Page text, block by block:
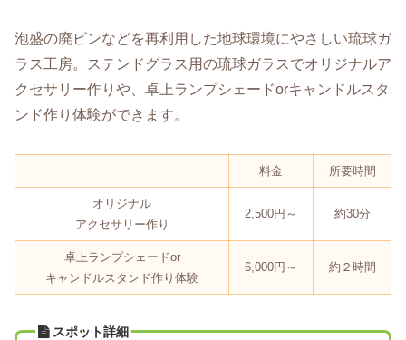
泡盛の廃ビンなどを再利用した地球環境にやさしい琉球ガ
ラス工房。ステンドグラス用の琉球ガラスでオリジナルア
クセサリー作りや、卓上ランプシェードorキャンドルスタ
ンド作り体験ができます。
料金 所要時間
オリジナル
アクセサリー作り
2,500円～ 約30分
卓上ランプシェードor
キャンドルスタンド作り体験
6,000円～ 約２時間
スポット詳細